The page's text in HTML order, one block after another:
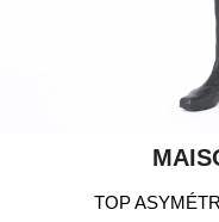
TOP